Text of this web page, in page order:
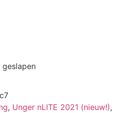
, Unger nLITE 2021 (nieuw!),